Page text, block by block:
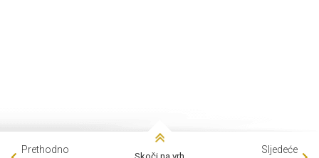
Prethodno Sljedeće